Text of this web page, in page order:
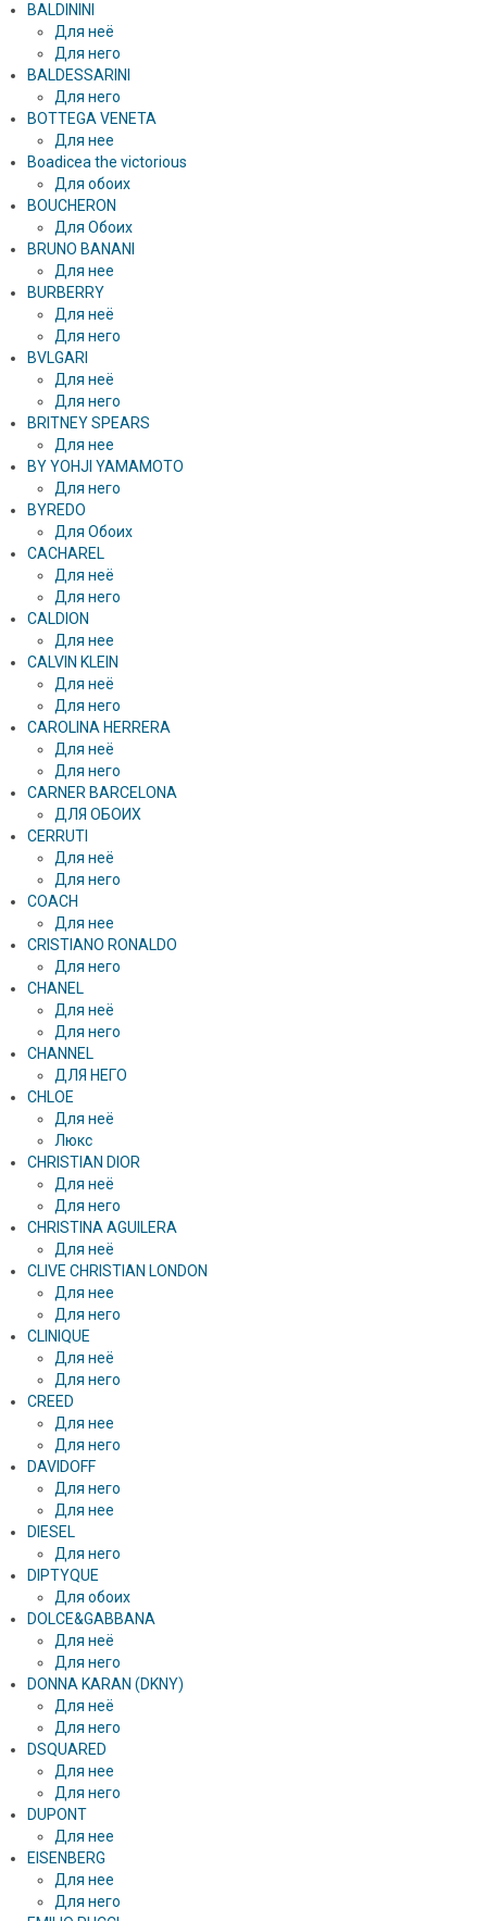
BALDININI
Для неё
Для него
BALDESSARINI
Для него
BOTTEGA VENETA
Для нее
Boadicea the victorious
Для обоих
BOUCHERON
Для Обоих
BRUNO BANANI
Для нее
BURBERRY
Для неё
Для него
BVLGARI
Для неё
Для него
BRITNEY SPEARS
Для нее
BY YOHJI YAMAMOTO
Для него
BYREDO
Для Обоих
CACHAREL
Для неё
Для него
CALDION
Для нее
CALVIN KLEIN
Для неё
Для него
CAROLINA HERRERA
Для неё
Для него
CARNER BARCELONA
ДЛЯ ОБОИХ
CERRUTI
Для неё
Для него
COACH
Для нее
CRISTIANO RONALDO
Для него
CHANEL
Для неё
Для него
CHANNEL
ДЛЯ НЕГО
CHLOE
Для неё
Люкс
CHRISTIAN DIOR
Для неё
Для него
CHRISTINA AGUILERA
Для неё
CLIVE CHRISTIAN LONDON
Для нее
Для него
CLINIQUE
Для неё
Для него
CREED
Для нее
Для него
DAVIDOFF
Для него
Для нее
DIESEL
Для него
DIPTYQUE
Для обоих
DOLCE&GABBANA
Для неё
Для него
DONNA KARAN (DKNY)
Для неё
Для него
DSQUARED
Для нее
Для него
DUPONT
Для нее
EISENBERG
Для нее
Для него